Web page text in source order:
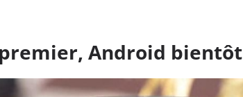
Android bientôt